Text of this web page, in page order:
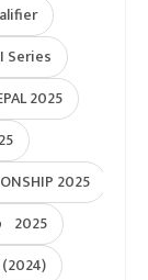
Series
2025
2025
2025
(2024)